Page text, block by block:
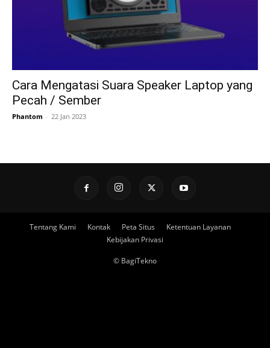
Cara Mengatasi Suara Speaker Laptop yang
Pecah / Sember
Phantom - 22 Jan 2023
Tentang Kami Kontak Peta Situs
Ketentuan Layanan
Kebijakan Privasi
© BagiTekno